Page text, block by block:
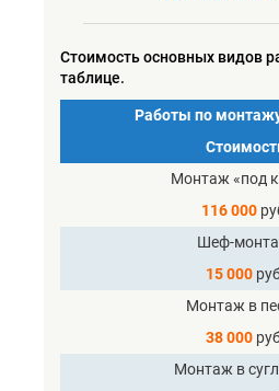
Стоимость основных видов
таблице.
Работы по
Монтаж «под
116 000
Шеф-
15 000
Монтаж в
38 000
Монтаж в